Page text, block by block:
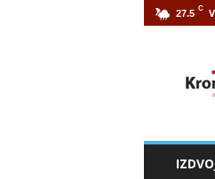
27.5 C